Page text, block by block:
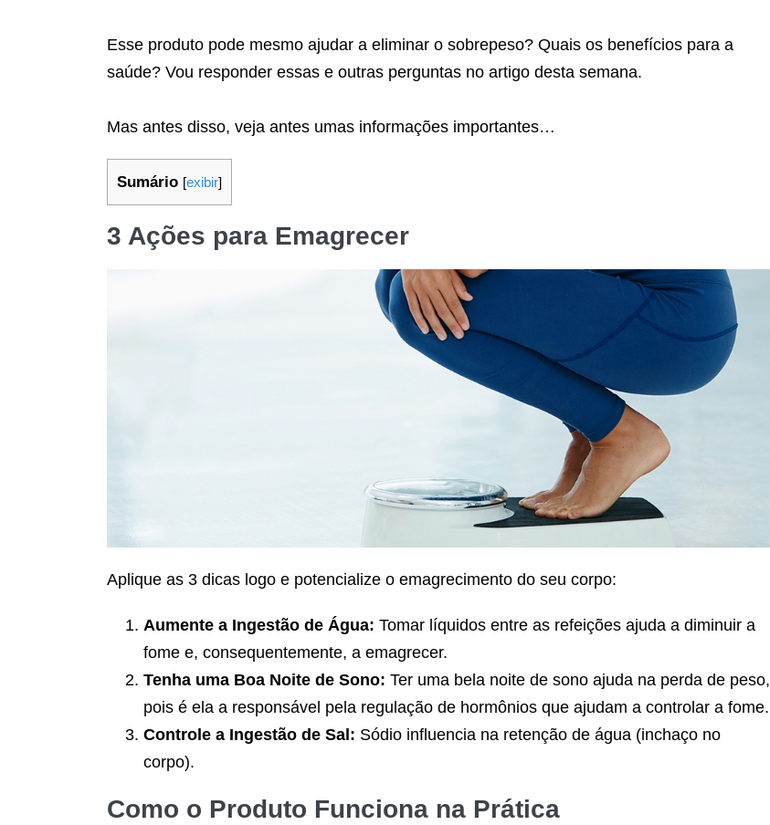
Esse produto pode mesmo ajudar a eliminar o sobrepeso? Quais os benefícios para a
saúde? Vou responder essas e outras perguntas no artigo desta semana.
Mas antes disso, veja antes umas informações importantes…
Sumário [exibir]
3 Ações para Emagrecer
Aplique as 3 dicas logo e potencialize o emagrecimento do seu corpo:
Aumente a Ingestão de Água: Tomar líquidos entre as refeições ajuda a diminuir a
fome e, consequentemente, a emagrecer.
Tenha uma Boa Noite de Sono: Ter uma bela noite de sono ajuda na perda de peso,
pois é ela a responsável pela regulação de hormônios que ajudam a controlar a fome.
Controle a Ingestão de Sal: Sódio influencia na retenção de água (inchaço no
corpo).
Como o Produto Funciona na Prática